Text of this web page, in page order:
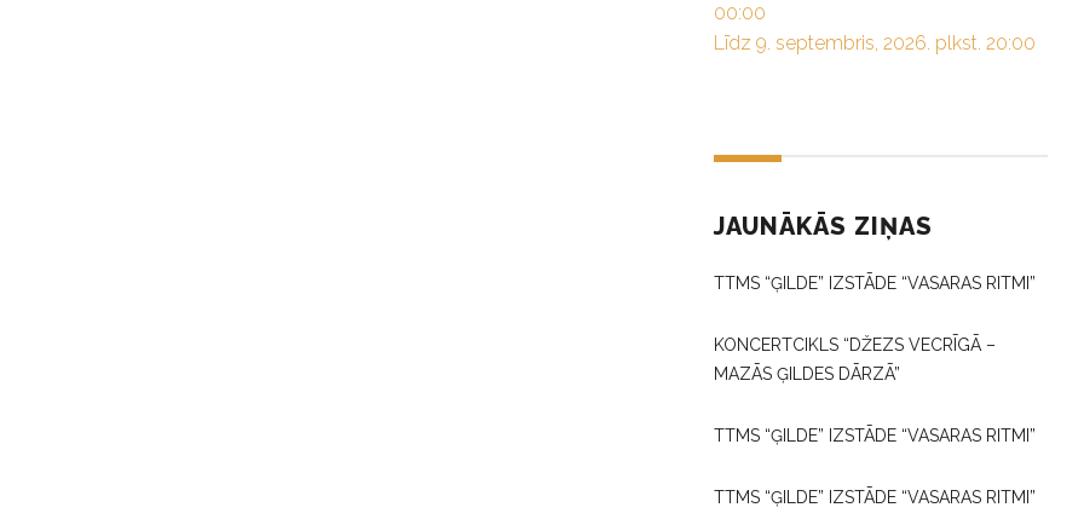
00:00
Līdz 9. septembris, 2026. plkst. 20:00
JAUNĀKĀS ZIŅAS
TTMS “ĢILDE” IZSTĀDE “VASARAS RITMI”
KONCERTCIKLS “DŽEZS VECRĪGĀ –
MAZĀS ĢILDES DĀRZĀ”
TTMS “ĢILDE” IZSTĀDE “VASARAS RITMI”
TTMS “ĢILDE” IZSTĀDE “VASARAS RITMI”